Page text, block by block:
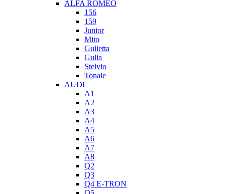
ALFA ROMEO
156
159
Junior
Mito
Gulietta
Gulia
Stelvio
Tonale
AUDI
A1
A2
A3
A4
A5
A6
A7
A8
Q2
Q3
Q4 E-TRON